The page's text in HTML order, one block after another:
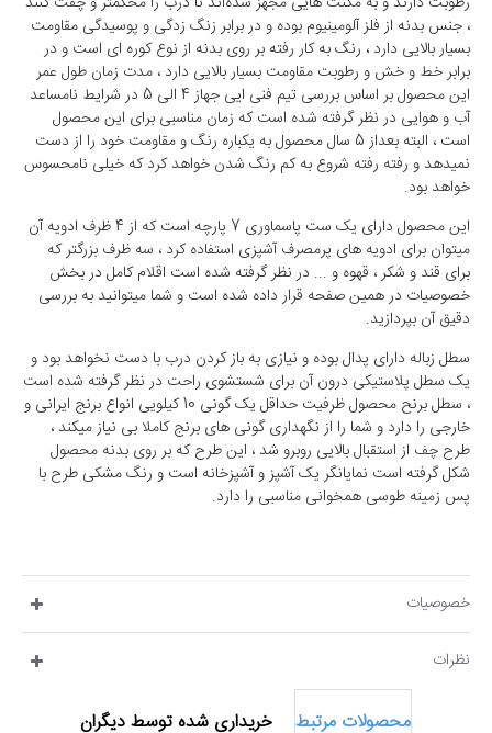
، جنس بدنه از فلز آلومینیوم بوده و در برابر زنگ زدگی و پوسیدگی مقاومت
بسیار بالایی دارد ، رنگ به کار رفته بر روی بدنه از نوع کوره ای است و در
برابر خط و خش و رطوبت مقاومت بسیار بالایی دارد ، مدت زمان طول عمر
این محصول بر اساس بررسی تیم فنی ایی جهاز 4 الی 5 در شرایط نامساعد
آب و هوایی در نظر گرفته شده است که زمان مناسبی برای این محصول
است ، البته بعداز 5 سال محصول به یکباره رنگ و مقاومت خود را از دست
نمیدهد و رفته رفته شروع به کم رنگ شدن خواهد کرد که خیلی نامحسوس
خواهد بود.
این محصول دارای یک ست پاسماوری 7 پارچه است که از 4 ظرف ادویه آن
میتوان برای ادویه های پرمصرف آشپزی استفاده کرد ، سه ظرف بزرگتر که
برای قند و شکر ، قهوه و ... در نظر گرفته شده است اقلام کامل در بخش
خصوصیات در همین صفحه قرار داده شده است و شما میتوانید به بررسی
دقیق آن بپردازید.
سطل زباله دارای پدال بوده و نیازی به باز کردن درب با دست نخواهد بود و
یک سطل پلاستیکی درون آن برای شستشوی راحت در نظر گرفته شده است
، سطل برنح محصول ظرفیت حداقل یک گونی 10 کیلویی انواع برنج ایرانی و
خارجی را دارد و شما را از نگهداری گونی های برنج کاملا بی نیاز میکند ،
طرح چف از استقبال بالایی روبرو شد ، این طرح که بر روی بدنه محصول
شکل گرفته است نمایانگر یک آشپز و آشپزخانه است و رنگ مشکی طرح با
پس زمینه طوسی همخوانی مناسبی را دارد.
خصوصیات
نظرات
محصولات مرتبط خریداری شده توسط دیگران